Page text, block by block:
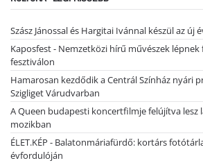
Szász Jánossal és Hargitai Ivánnal készül az új
Kaposfest - Nemzetközi hírű művészek lépnek
fesztiválon
Hamarosan kezdődik a Centrál Színház nyári
Szigliget Várudvarban
A Queen budapesti koncertfilmje felújítva lesz
mozikban
ÉLET.KÉP - Balatonmáriafürdő: kortárs
évfordulóján